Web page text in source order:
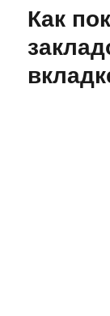
Как